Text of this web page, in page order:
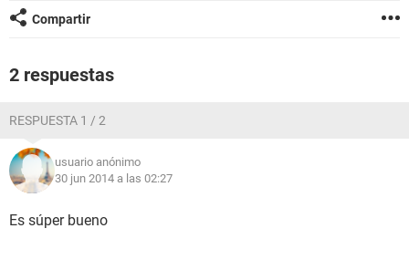
Compartir
2 respuestas
RESPUESTA 1 / 2
usuario anónimo
30 jun 2014 a las 02:27
Es súper bueno